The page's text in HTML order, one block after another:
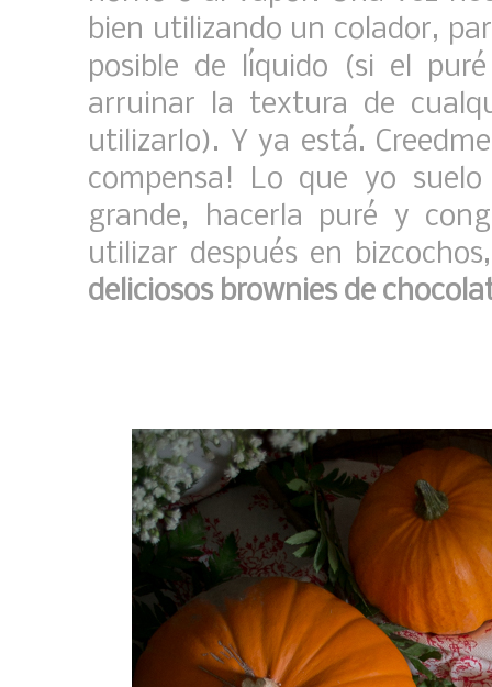
bien utilizando un colador,
posible de líquido (si el
arruinar la textura de
utilizarlo). Y ya está.
compensa! Lo que yo
grande, hacerla puré y
utilizar después en
deliciosos brownies de